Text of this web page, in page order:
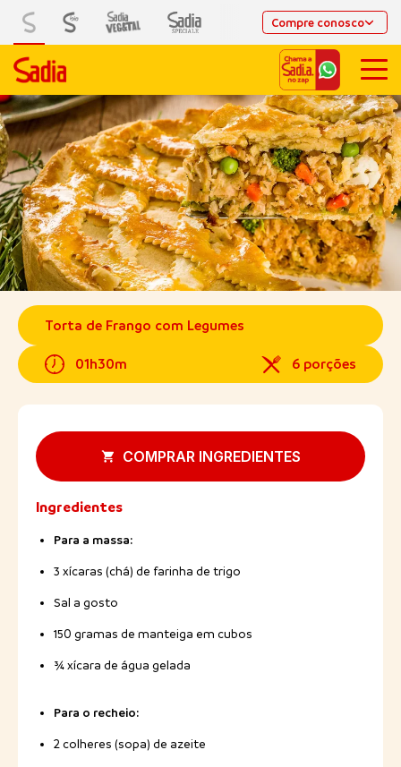
Compre conosco
Torta de Frango com Legumes
01h30m 6 porções
COMPRAR INGREDIENTES
Ingredientes
Para a massa:
3 xícaras (chá) de farinha de trigo
Sal a gosto
150 gramas de manteiga em cubos
¾ xícara de água gelada
Para o recheio:
2 colheres (sopa) de azeite